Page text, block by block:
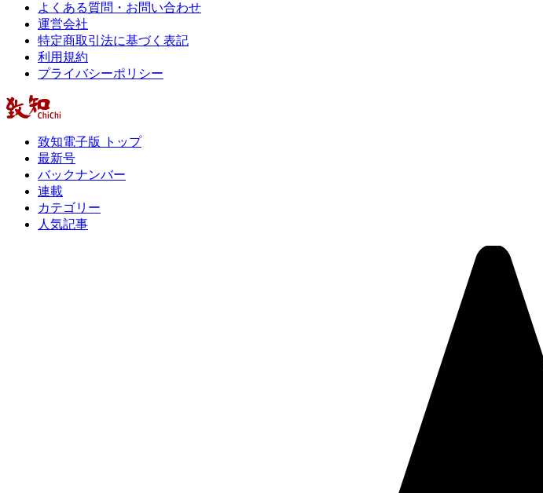
よくある質問・お問い合わせ
運営会社
特定商取引法に基づく表記
利用規約
プライバシーポリシー
致知電子版 トップ
最新号
バックナンバー
連載
カテゴリー
人気記事